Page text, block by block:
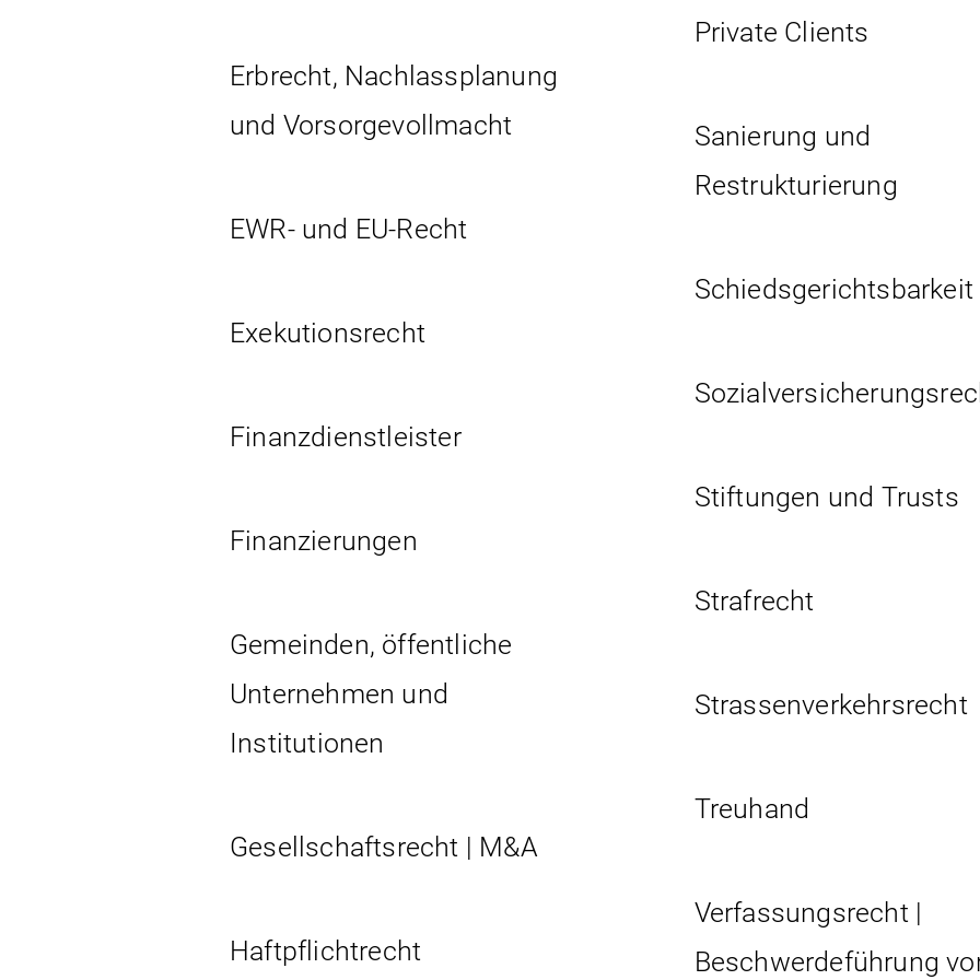
Erbrecht, Nachlassplanung
und Vorsorgevollmacht
EWR- und EU-Recht
Exekutionsrecht
Finanzdienstleister
Finanzierungen
Gemeinden, öffentliche
Unternehmen und
Institutionen
Gesellschaftsrecht | M&A
Haftpflichtrecht
Private Clients
Sanierung und
Restrukturierung
Schiedsgerichtsbarkeit
Stiftungen und Trusts
Strafrecht
Strassen­verkehrs­recht
Treuhand
Verfassungsrecht |
Beschwerdeführung